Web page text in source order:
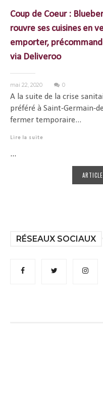
Coup de Coeur :
rouvre ses cuisines en
emporter,
via Deliveroo
mai 22, 2020 0
A la suite de la crise
préféré à Saint-Germain-
fermer temporaire...
Lire la suite
...
RÉSEAUX SOCIAUX